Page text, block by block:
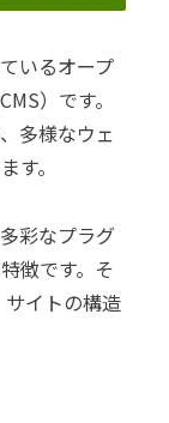
いるオープ
）です。
多様なウェ
す。
彩なプラグ
徴です。そ
イトの構造